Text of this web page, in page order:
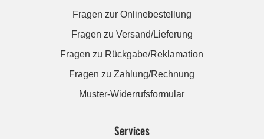
Fragen zur Onlinebestellung
Fragen zu Versand/Lieferung
Fragen zu Rückgabe/Reklamation
Fragen zu Zahlung/Rechnung
Muster-Widerrufsformular
Services